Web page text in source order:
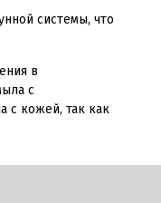
системы, что
в
с
с кожей, так как